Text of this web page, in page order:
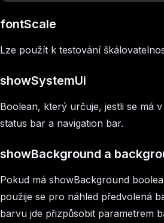
fontScale
Lze použít k testování
showSystemUi
Boolean, který určuje, jestli se má
status bar a navigation bar.
showBackground a
Pokud má showBackground
použije se pro náhled předvolená
barvu jde přizpůsobit parametrem